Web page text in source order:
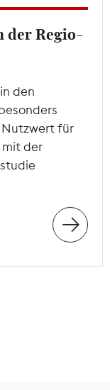
der Regio-
den
für
mit der